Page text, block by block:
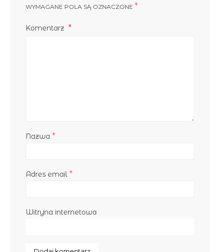
WYMAGANE POLA SĄ OZNACZONE *
Komentarz
Nazwa *
Adres email *
Witryna internetowa